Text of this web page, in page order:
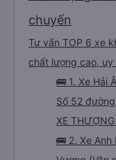
chuyến
Tư vấn TOP 6 xe
chất lượng cao,
🚌 1. Xe Hải
Số 52
XE
🚌 2. Xe